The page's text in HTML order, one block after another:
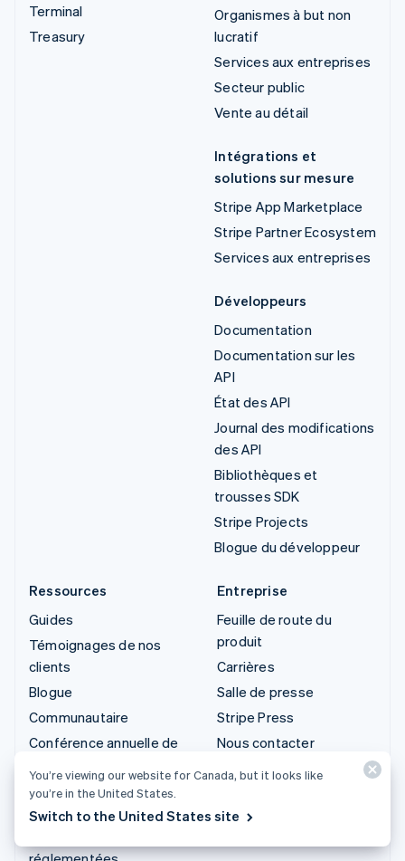
Terminal
Treasury
Organismes à but non
lucratif
Services aux entreprises
Secteur public
Vente au détail
Intégrations et
solutions sur mesure
Stripe App Marketplace
Stripe Partner Ecosystem
Services aux entreprises
Développeurs
Documentation
Documentation sur les
API
État des API
Journal des modifications
des API
Bibliothèques et
trousses SDK
Stripe Projects
Blogue du développeur
Ressources
Guides
Témoignages de nos
clients
Blogue
Communautaire
Conférence annuelle de
Confidentialité et
conditions
Entreprise
Feuille de route du
produit
Carrières
Salle de presse
Stripe Press
Nous contacter
You’re viewing our website for Canada, but it looks like
you’re in the United States.
Switch to the United States site